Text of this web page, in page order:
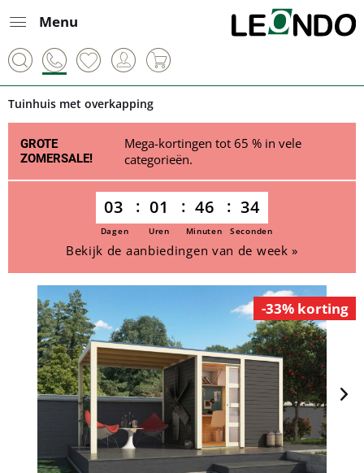
Menu
Tuinhuis met overkapping
GROTE
ZOMERSALE!
Mega-kortingen tot 65 % in vele
categorieën.
03 01 46 34
Dagen Uren Minuten Seconden
Bekijk de aanbiedingen van de week »
-33% korting